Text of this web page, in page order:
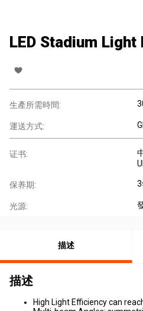
LED Stadium Light
生產所需時間:
運送方式:
证书:
保养期:
光源:
描述
描述
High Light Efficiency can